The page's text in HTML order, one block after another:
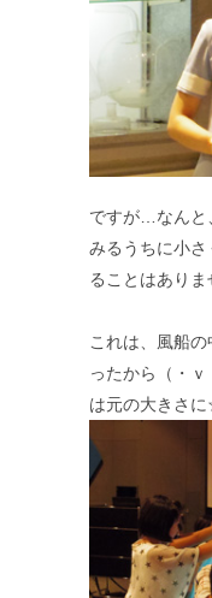
ですが…なんと
みるうちに小
ることはありま
これは、風船
ったから（・
は元の大きさ